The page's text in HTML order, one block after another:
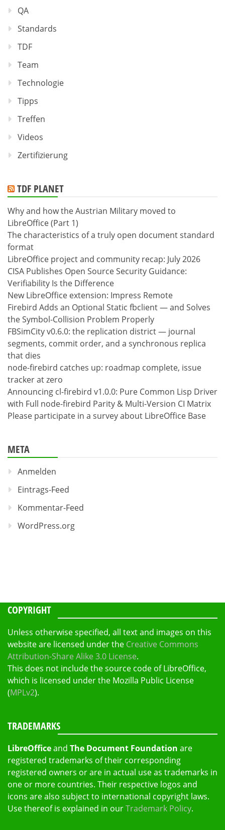
QA
Standards
TDF
Team
Technologie
Tipps
Treffen
Videos
Zertifizierung
TDF PLANET
Why and how the Austrian Military moved to
LibreOffice (Part 1)
The characteristics of a truly open document standard
format
LibreOffice project and community recap: July 2026
CISA Publishes Open Source Security Guidance:
Verifiability Is the Difference
New LibreOffice extension: Impress Remote
Firebird Adds an Optional Static fbclient — and Solves
the Symbol-Collision Problem Properly
FBSimCity v0.6.0: the replication district — journal
segments, commit order, and a synchronous replica
that dies
node-firebird catches up: roadmap complete, issue
tracker at zero
Announcing cl-firebird v1.0.0: Pure Common Lisp Driver
with Full node-firebird Parity & Multi-Version CI Matrix
Please participate in a survey about LibreOffice Base
META
Anmelden
Eintrags-Feed
Kommentar-Feed
WordPress.org
COPYRIGHT
Unless otherwise specified, all text and images on this
website are licensed under the Creative Commons
Attribution-Share Alike 3.0 License.
This does not include the source code of LibreOffice,
which is licensed under the Mozilla Public License
(MPLv2).
TRADEMARKS
LibreOfficeand The Document Foundation are
registered trademarks of their corresponding
registered owners or are in actual use as trademarks in
one or more countries. Their respective logos and
icons are also subject to international copyright laws.
Use thereof is explained in ourTrademark Policy.